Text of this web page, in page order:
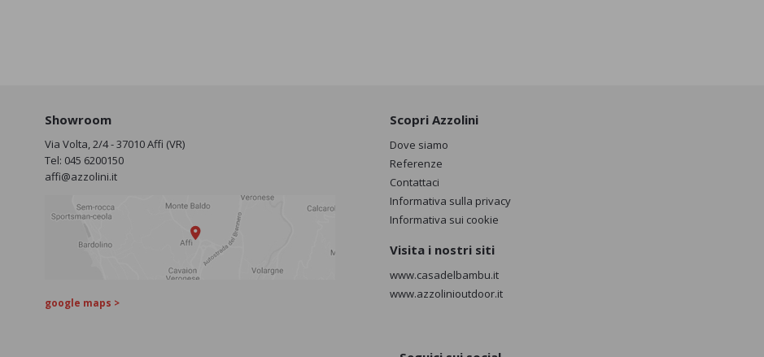
Showroom
Via Volta, 2/4 - 37010 Affi (VR)
Tel: 045 6200150
affi@azzolini.it
google maps >
Scopri Azzolini
Dove siamo
Referenze
Contattaci
Informativa sulla privacy
Informativa sui cookie
Visita i nostri siti
www.casadelbambu.it
www.azzolinioutdoor.it